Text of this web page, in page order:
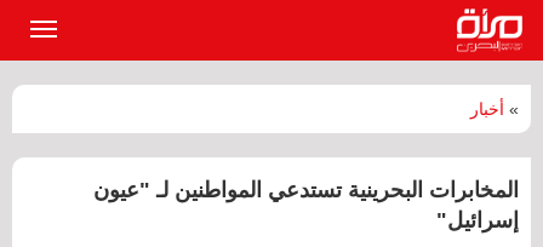
» أخبار
المخابرات البحرينية تستدعي المواطنين لـ "عيون
إسرائيل"